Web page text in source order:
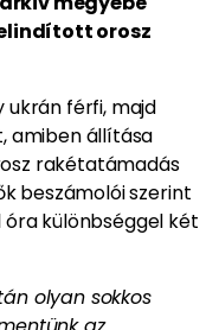
orosz
ukrán férfi, majd
amiben állítása
rakétatámadás
beszámolói szerint
különbséggel két
olyan sokkos